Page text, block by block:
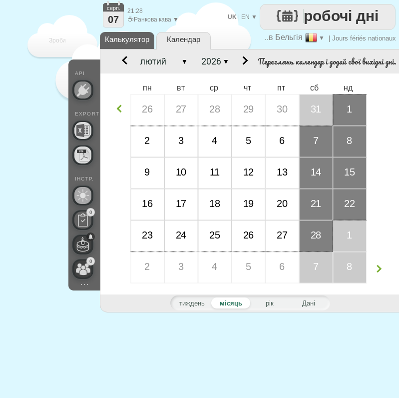
Зроби ..в Бельгія ▼ | Jours fériés nationaux
робочі дні
UK| EN ▼
API
EXPORT
ІНСТР.
0
0
...
серп.
07
21:28
☕ Ранкова кава ▼
Калькулятор Календар
Переглянь календар і додай свої вихідні дні.
тиждень місяць рік Дані
пн вт ср чт пт сб нд
26 27 28 29 30 31 1
2 3 4 5 6 7 8
9 10 11 12 13 14 15
16 17 18 19 20 21 22
23 24 25 26 27 28 1
2 3 4 5 6 7 8
▼ ▼